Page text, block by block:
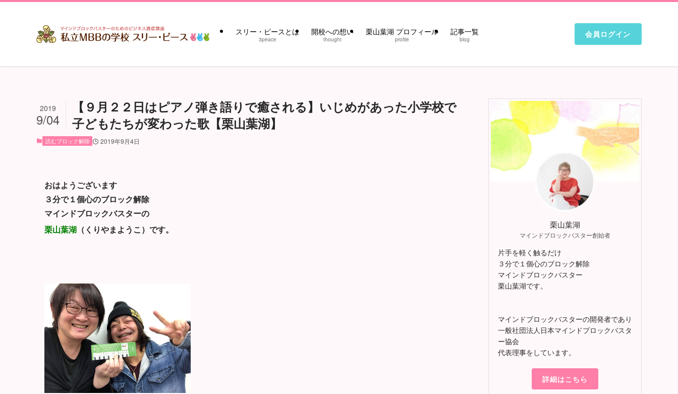
スリー・ピースとは
3peace
開校への想い
thought
栗山葉湖 プロフィール
profile
記事一覧
blog
会員ログイン
【９月２２日はピアノ弾き語りで癒される】いじめがあった小学校で
子どもたちが変わった歌【栗山葉湖】
2019
9/04
読むブロック解除 2019年9月4日
おはようございます
３分で１個心のブロック解除
マインドブロックバスターの
栗山葉湖 （くりやまようこ）です。 栗山葉湖
マインドブロックバスター創始者
片手を軽く触るだけ
３分で１個心のブロック解除
マインドブロックバスター
栗山葉湖です。
マインドブロックバスターの開発者であり
一般社団法人日本マインドブロックバスタ
ー協会
代表理事をしています。
詳細はこちら